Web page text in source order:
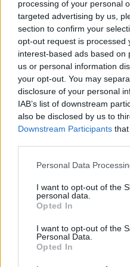
processing of your personal
targeted advertising by us,
section to confirm your
opt-out request is processed
interest-based ads based on
us or personal information
your opt-out. You may
disclosure of your personal
IAB’s list of downstream
also be disclosed by us to
Downstream Participants
Please note that this
not limited to your visit or
grant or deny consent to
use your data for below
consent section.
Personal Data
I want to opt-out of the
personal data.
Opted In
I want to opt-out of the
Personal Data.
Opted In
kimaradás is előfordult
Ön szerint hogy készül a
Országos ellenőrzés indult a
üzemekben
Az idei év leglassabb
kiskereskedelemben
Györfi Mihály több tucat
kerékpárgyár dolgozóinak
rekord is megdőlt
Egy telefonhívást akart,
A Tisza kormány minisztere
a közoktatásban – például az
munkáltatói jogaikat